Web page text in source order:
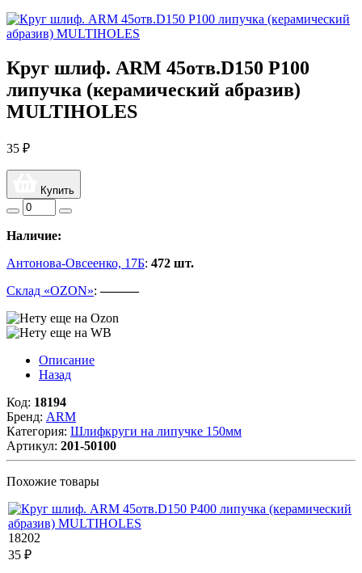
Круг шлиф. ARM 45отв.D150 P100
липучка (керамический абразив)
MULTIHOLES
35 ₽
Купить
Наличие:
Антонова-Овсеенко, 17Б: 472 шт.
Склад «OZON»:———
Описание
Назад
Код: 18194
Бренд: ARM
Категория: Шлифкруги на липучке 150мм
Артикул: 201-50100
Похожие товары
18202
35 ₽